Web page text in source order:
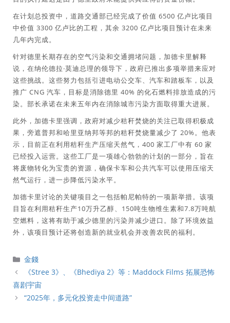
在计划总投资中，道路交通部已经完成了价值 6500 亿卢比项目
中价值 3300 亿卢比的工程，其余 3200 亿卢比项目预计在未来
几年内完成。
针对德里长期存在的空气污染和交通拥堵问题，加德卡里解释
说，在纳伦德拉·莫迪总理的领导下，政府已推出多项举措来应对
这些挑战。这些努力包括引进电动公交车、汽车和踏板车，以及
推广 CNG 汽车，目标是消除德里 40% 的化石燃料排放造成的污
染。部长承诺在未来五年内在消除城市污染方面取得重大进展。
此外，加德卡里强调，政府对减少秸秆焚烧的关注已取得积极成
果，旁遮普邦和哈里亚纳邦等邦的秸秆焚烧量减少了 20%。他表
示，目前正在利用秸秆生产压缩天然气，400 家工厂中有 60 家
已经投入运营。这些工厂是一项雄心勃勃的计划的一部分，旨在
将废物转化为宝贵的资源，确保卡车和公共汽车可以使用压缩天
然气运行，进一步降低污染水平。
加德卡里讨论的关键项目之一包括帕尼帕特的一项新举措。该项
目旨在利用秸秆生产10万升乙醇、150吨生物维生素和7.8万吨航
空燃料，这将有助于减少德里的污染并减少进口。除了环境效益
外，该项目预计还将创造新的就业机会并改善农民的福利。
分
類
金錢
《Stree 3》、《Bhediya 2》等：Maddock Films 拓展恐怖
喜剧宇宙
“2025年，多元化投资走中间道路”